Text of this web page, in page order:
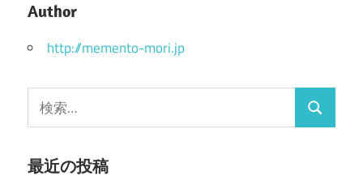
ー
シ
ョ
ン
Author
http://memento-mori.jp
索:
検
最近の投稿